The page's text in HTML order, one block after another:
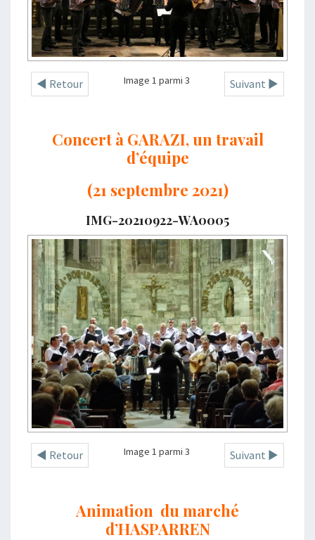
◄ Retour Suivant ►
Image 1 parmi 3
Concert à GARAZI, un travail
d’équipe
(21 septembre 2021)
IMG-20210922-WA0005
◄ Retour Suivant ►
Image 1 parmi 3
Animation du marché
d’HASPARREN